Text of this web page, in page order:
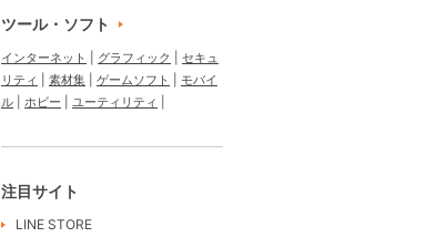
ツール・ソフト
インターネット グラフィック
セキュ
リティ
素材集 ゲームソフト
モバイ
ル
ホビー ユーティリティ
注目サイト
LINE STORE